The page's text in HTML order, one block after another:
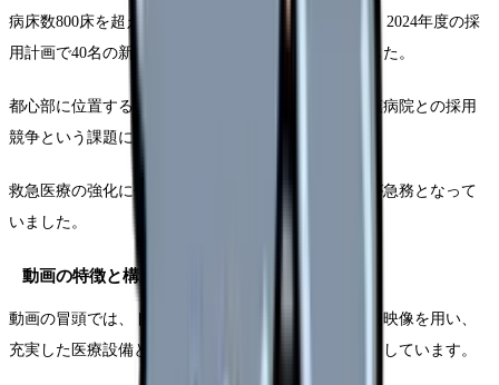
病床数800床を超える総合病院であるA総合病院では、2024年度の採
用計画で40名の新卒看護師の確保を目標としていました。
都心部に位置する立地を活かしながら、近隣の大規模病院との採用
競争という課題に直面していました。
救急医療の強化に伴い、意欲的な若手看護師の確保が急務となって
いました。
動画の特徴と構成
動画の冒頭では、ドローン撮影による病院全体の空撮映像を用い、
充実した医療設備と近代的な施設の印象を強く打ち出しています。